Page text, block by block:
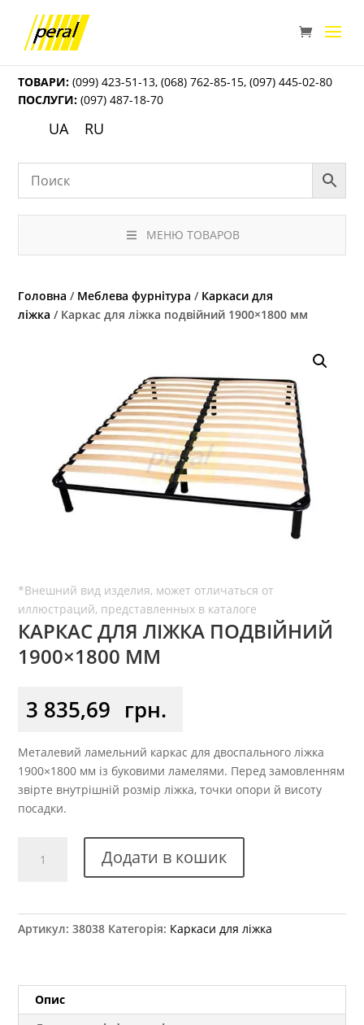
ТОВАРИ: (099) 423-51-13,(068) 762-85-15,(097) 445-02-80
ПОСЛУГИ: (097) 487-18-70
UA RU
МЕНЮ ТОВАРОВ
Головна / Меблева фурнітура / Каркаси для
ліжка / Каркас для ліжка подвійний 1900×1800 мм
КАРКАС ДЛЯ ЛІЖКА ПОДВІЙНИЙ
1900×1800 ММ
3 835,69 грн.
Металевий ламельний каркас для двоспального ліжка
1900×1800 мм із буковими ламелями. Перед замовленням
звірте внутрішній розмір ліжка, точки опори й висоту
посадки.
мм
Додати в кошик
Артикул:38038 Категорія: Каркаси для ліжка
Опис